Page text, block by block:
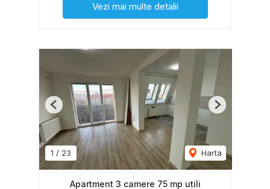
Vezi mai multe detalii
1 / 23 Harta
Previous Next
Apartment 3 camere 75 mp utili